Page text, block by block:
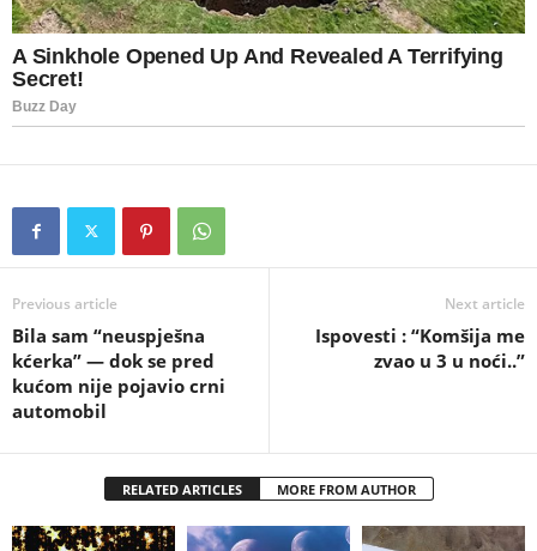
Previous article
Bila sam “neuspješna
kćerka” — dok se pred
kućom nije pojavio crni
automobil
Next article
Ispovesti : “Komšija me
zvao u 3 u noći..”
RELATED ARTICLES MORE FROM AUTHOR